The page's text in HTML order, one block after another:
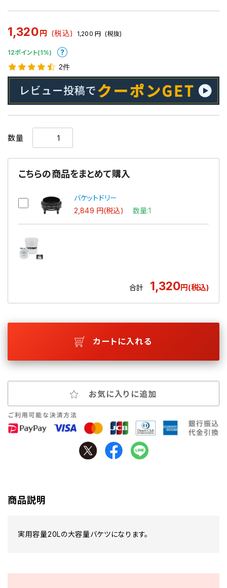
1,320円 (税込) 1,200 円 (税抜)
12ポイント(1%)
2件
数量
こちらの商品をまとめて購入
バケットドリー
2,849 円(税込) 数量:1
合計 1,320円(税込)
カートに入れる
お気に入りに追加
商品説明
実用容量20Lの大容量バケツになります。